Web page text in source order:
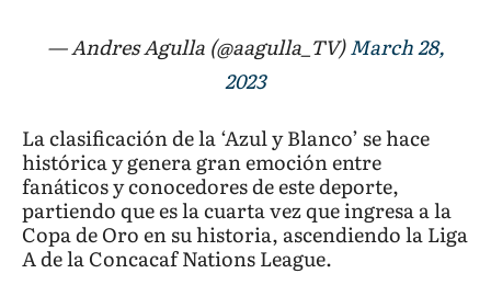
— Andres Agulla (@aagulla_TV)March 28,
2023
La clasificación de la ‘Azul y Blanco’ se hace
histórica y genera gran emoción entre
fanáticos y conocedores de este deporte,
partiendo que es la cuarta vez que ingresa a la
Copa de Oro en su historia, ascendiendo la Liga
A de la Concacaf Nations League.